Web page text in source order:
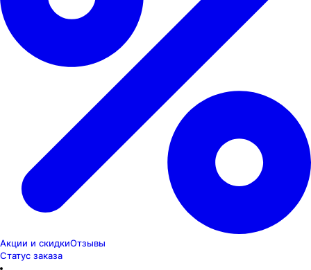
Акции и скидкиОтзывы
Статус заказа